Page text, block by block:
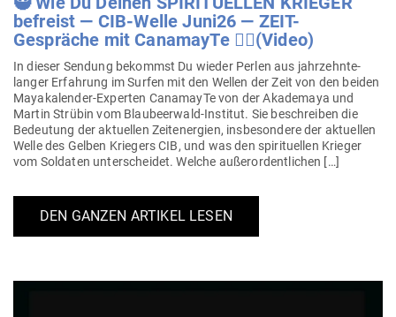
befreist — CIB-Welle Juni26 — ZEIT-
Gespräche mit Cana­mayTe ❤️‍🔥(Video)
In dieser Sendung bekommst Du wieder Perlen aus jahr­zehn­te­
langer Erfahrung im Surfen mit den Wellen der Zeit von den beiden
May­a­­ka­­lender-Experten Cana­mayTe von der Aka­demaya und
Martin Strübin vom Blau­beerwald-Institut. Sie beschreiben die
Bedeutung der aktu­ellen Zeit­energien, ins­be­sondere der aktu­ellen
Welle des Gelben Kriegers CIB, und was den spi­ri­tu­ellen Krieger
vom Sol­daten unter­scheidet. Welche außerordentlichen […]
DEN GANZEN ARTIKEL LESEN